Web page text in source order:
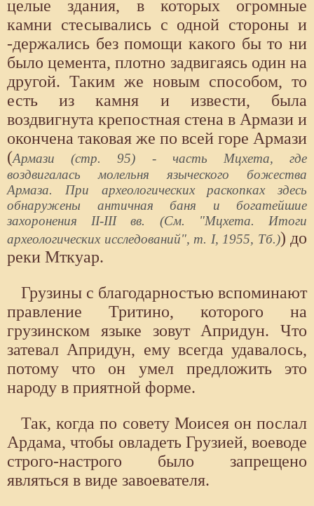
целые здания, в которых огромные
камни стесывались с одной стороны и
-держались без помощи какого бы то ни
было цемента, плотно задвигаясь один на
другой. Таким же новым способом, то
есть из камня и извести, была
воздвигнута крепостная стена в Армази и
окончена таковая же по всей горе Армази
(Армази (стр. 95) - часть Мцхета, где
воздвигалась молельня языческого божества
Армаза. При археологических раскопках здесь
обнаружены античная баня и богатейшие
захоронения II-III вв. (См. "Мцхета. Итоги
археологических исследований", т. I, 1955, Тб.)) до
реки Мткуар.
Грузины с благодарностью вспоминают
правление Тритино, которого на
грузинском языке зовут Апридун. Что
затевал Апридун, ему всегда удавалось,
потому что он умел предложить это
народу в приятной форме.
Так, когда по совету Моисея он послал
Ардама, чтобы овладеть Грузией, воеводе
строго-настрого было запрещено
являться в виде завоевателя.